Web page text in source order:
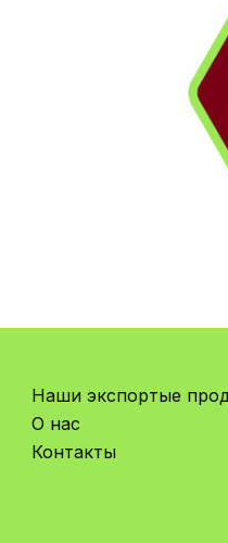
Наши экспортые
О нас
Контакты